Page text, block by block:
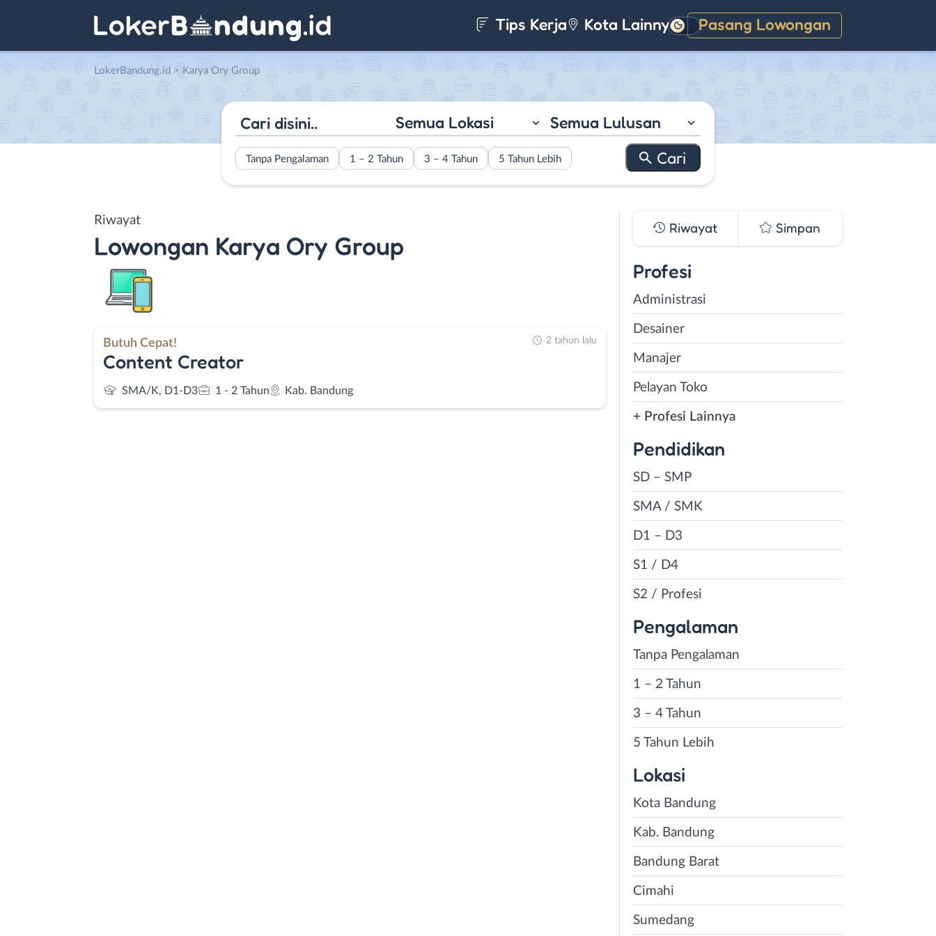
Tips Kerja Kota Lainnya Pasang Lowongan
Gelap
LokerBandung.id > Karya Ory Group
Semua Lokasi Semua Lulusan
Tanpa Pengalaman 1 – 2 Tahun 3 – 4 Tahun 5 Tahun Lebih
Riwayat
Lowongan Karya Ory Group
Butuh Cepat!
Content Creator
SMA/K, D1-D3 1 - 2 Tahun Kab. Bandung
2 tahun lalu
Riwayat Simpan
Profesi
Administrasi
Desainer
Manajer
Pelayan Toko
+ Profesi Lainnya
Pendidikan
SD – SMP
SMA / SMK
D1 – D3
S1 / D4
S2 / Profesi
Pengalaman
Tanpa Pengalaman
1 – 2 Tahun
3 – 4 Tahun
5 Tahun Lebih
Lokasi
Kota Bandung
Kab. Bandung
Bandung Barat
Cimahi
Sumedang